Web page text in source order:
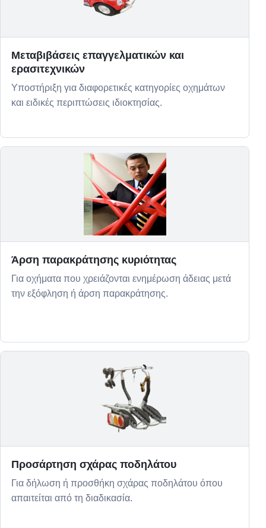
Μεταβιβάσεις επαγγελματικών και
ερασιτεχνικών
Υποστήριξη για διαφορετικές κατηγορίες οχημάτων
και ειδικές περιπτώσεις ιδιοκτησίας.
Άρση παρακράτησης κυριότητας
Για οχήματα που χρειάζονται ενημέρωση άδειας μετά
την εξόφληση ή άρση παρακράτησης.
Προσάρτηση σχάρας ποδηλάτου
Για δήλωση ή προσθήκη σχάρας ποδηλάτου όπου
απαιτείται από τη διαδικασία.